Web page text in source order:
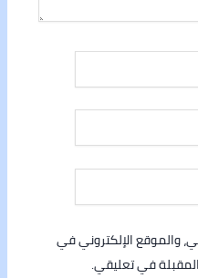
والموقع الإلكتروني في
في تعليقي.